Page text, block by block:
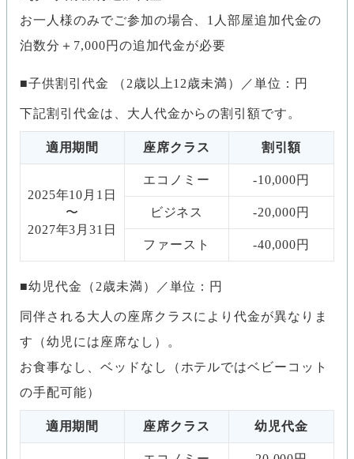
お一人様のみでご参加の場合、1人部屋追加代金の
泊数分＋7,000円の追加代金が必要
子供割引代金 （2歳以上12歳未満）／単位：円
下記割引代金は、大人代金からの割引額です。
適用期間 座席クラス 割引額
2025年10月1日
〜
2027年3月31日
エコノミー -10,000円
ビジネス -20,000円
ファースト -40,000円
幼児代金（2歳未満）／単位：円
同伴される大人の座席クラスにより代金が異なりま
す（幼児には座席なし）。
お食事なし、ベッドなし（ホテルではベビーコット
の手配可能）
適用期間 座席クラス 幼児代金